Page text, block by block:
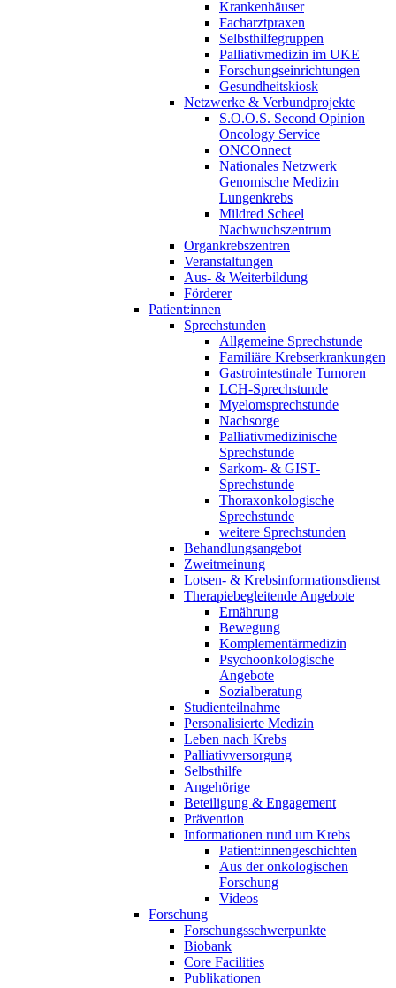
Krankenhäuser
Facharztpraxen
Selbsthilfegruppen
Palliativmedizin im UKE
Forschungseinrichtungen
Gesundheitskiosk
Netzwerke & Verbundprojekte
S.O.O.S. Second Opinion
Oncology Service
ONCOnnect
Nationales Netzwerk
Genomische Medizin
Lungenkrebs
Mildred Scheel
Nachwuchszentrum
Organkrebszentren
Veranstaltungen
Aus- & Weiterbildung
Förderer
Patient:innen
Sprechstunden
Allgemeine Sprechstunde
Familiäre Krebserkrankungen
Gastrointestinale Tumoren
LCH-Sprechstunde
Myelomsprechstunde
Nachsorge
Palliativmedizinische
Sprechstunde
Sarkom- & GIST-
Sprechstunde
Thoraxonkologische
Sprechstunde
weitere Sprechstunden
Behandlungsangebot
Zweitmeinung
Lotsen- & Krebsinformationsdienst
Therapiebegleitende Angebote
Ernährung
Bewegung
Komplementärmedizin
Psychoonkologische
Angebote
Sozialberatung
Studienteilnahme
Personalisierte Medizin
Leben nach Krebs
Palliativversorgung
Selbsthilfe
Angehörige
Beteiligung & Engagement
Prävention
Informationen rund um Krebs
Patient:innengeschichten
Aus der onkologischen
Forschung
Videos
Forschung
Forschungsschwerpunkte
Biobank
Core Facilities
Publikationen